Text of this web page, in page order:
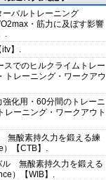
バルトレーニング
・筋力に及ぼす影響
.
】.
スでのヒルクライムトレー
レーニング・ワークアウ
化用・60分間のトレーニ
ーニング・ワークアウト
無酸素持久力を鍛える練
）【CTB】.
ル 無酸素持久力を鍛える
）【WIB】.